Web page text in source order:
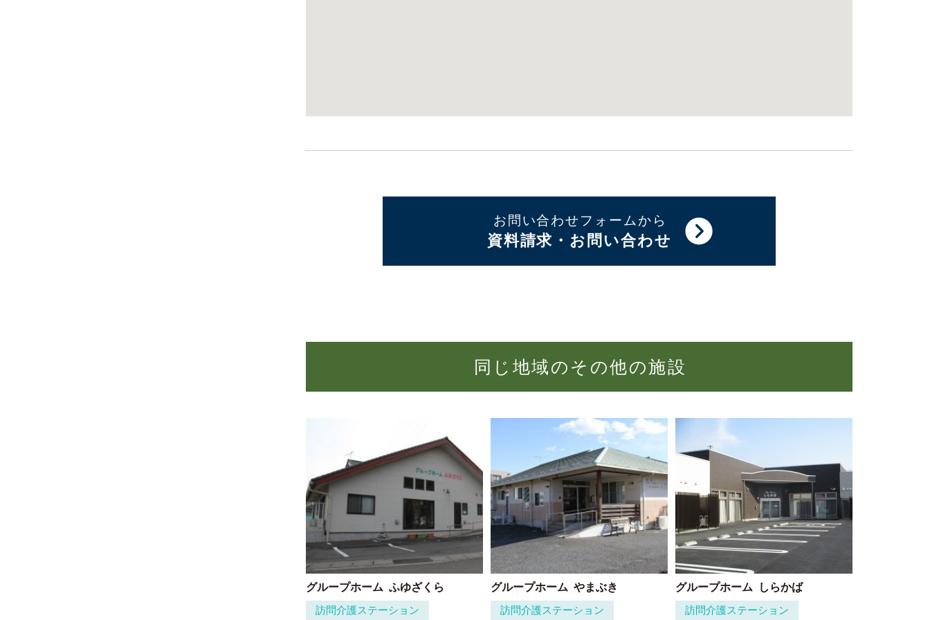
お問い合わせフォームから
資料請求・お問い合わせ
同じ地域のその他の施設
グループホーム ふゆざくら
訪問介護ステーション
グループホーム やまぶき
訪問介護ステーション
グループホーム
しらかば
訪問介護ステーション